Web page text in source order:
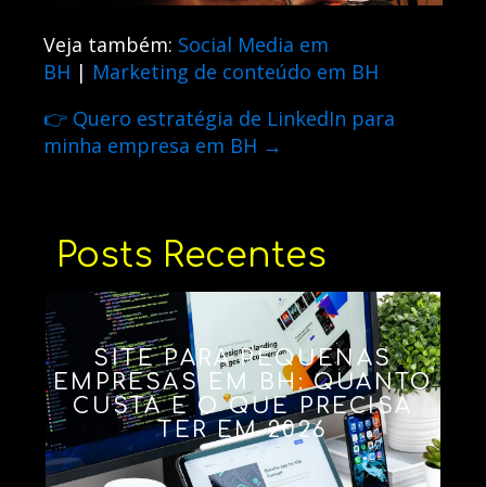
Veja também: Social Media em
BH | Marketing de conteúdo em BH
👉 Quero estratégia de LinkedIn para
minha empresa em BH →
Posts Recentes
SITE PARA PEQUENAS
EMPRESAS EM BH: QUANTO
CUSTA E O QUE PRECISA
TER EM 2026